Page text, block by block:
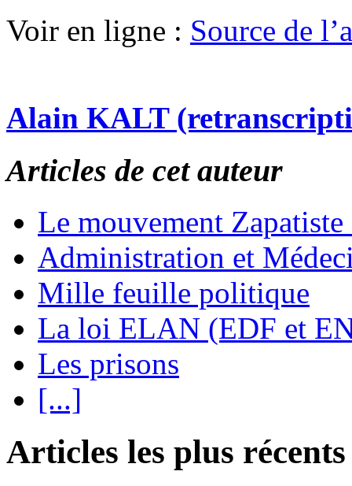
Voir en ligne : Source de
Alain KALT
Articles de cet auteur
Le mouvement
Administration et
Mille feuille politique
La loi ELAN (EDF et
Les prisons
[...]
Articles les plus récents